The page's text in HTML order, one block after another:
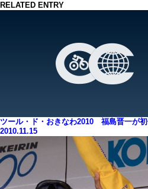
RELATED ENTRY
ツール・ド・おきなわ2010 福島晋一が
2010.11.15